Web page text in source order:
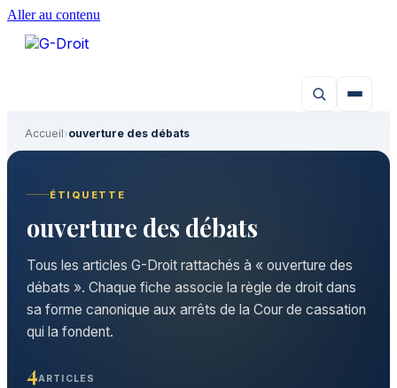
Aller au contenu
Accueil›ouverture des débats
ÉTIQUETTE
ouverture des débats
Tous les articles G-Droit rattachés à « ouverture des
débats ». Chaque fiche associe la règle de droit dans
sa forme canonique aux arrêts de la Cour de cassation
qui la fondent.
4ARTICLES